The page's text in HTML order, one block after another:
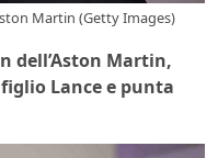
Martin (Getty Images)
dell’Aston Martin,
Lance e punta